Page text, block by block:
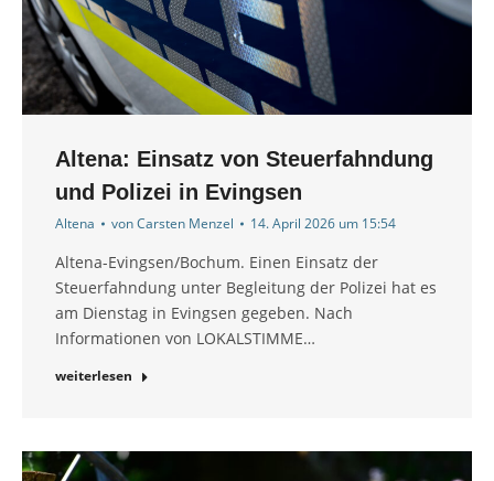
Altena: Einsatz von Steuerfahndung
und Polizei in Evingsen
Altena vonCarsten Menzel 14. April 2026 um 15:54
Altena-Evingsen/Bochum. Einen Einsatz der
Steuerfahndung unter Begleitung der Polizei hat es
am Dienstag in Evingsen gegeben. Nach
Informationen von LOKALSTIMME…
weiterlesen